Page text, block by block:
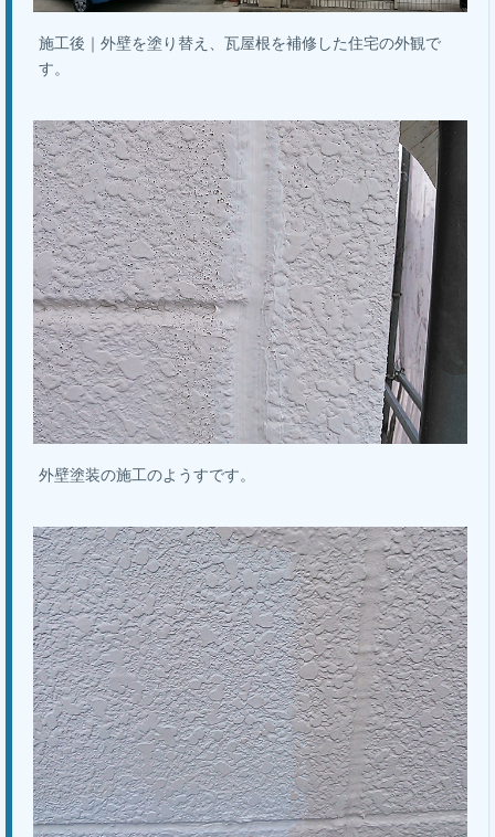
施工後｜外壁を塗り替え、瓦屋根を補修した住宅の外観で
す。
外壁塗装の施工のようすです。